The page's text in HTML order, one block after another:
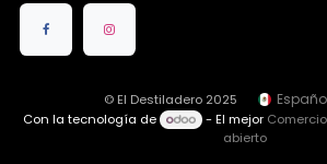
© El Destiladero 2025
Con la tecnología de - El mejor
abierto